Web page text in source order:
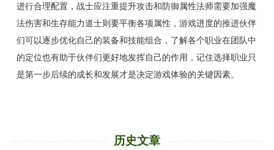
进行合理配置，战士应注重提升攻击和防御属性法师需要加强魔
法伤害和生存能力道士则要平衡各项属性，游戏进度的推进伙伴
们可以逐步优化自己的装备和技能组合，了解各个职业在团队中
的定位也有助于伙伴们更好地发挥自己的作用，记住选择职业只
是第一步后续的成长和发展才是决定游戏体验的关键因素。
历史文章